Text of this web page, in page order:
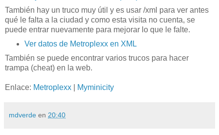
También hay un truco muy útil y es usar /xml para ver antes
qué le falta a la ciudad y como esta visita no cuenta, se
puede entrar nuevamente para mejorar lo que le falte.
Ver datos de Metroplexx en XML
También se puede encontrar varios trucos para hacer
trampa (cheat) en la web.
Enlace: Metroplexx Myminicity
mdverde en 20:40